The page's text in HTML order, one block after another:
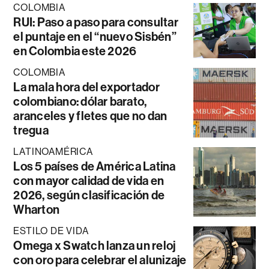
COLOMBIA
RUI: Paso a paso para consultar
el puntaje en el “nuevo Sisbén”
en Colombia este 2026
COLOMBIA
La mala hora del exportador
colombiano: dólar barato,
aranceles y fletes que no dan
tregua
LATINOAMÉRICA
Los 5 países de América Latina
con mayor calidad de vida en
2026, según clasificación de
Wharton
ESTILO DE VIDA
Omega x Swatch lanza un reloj
con oro para celebrar el alunizaje